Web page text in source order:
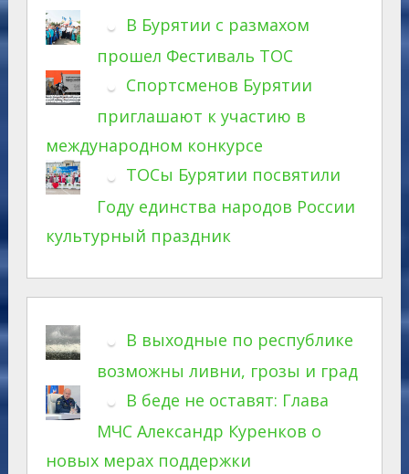
В Бурятии с размахом
прошел Фестиваль ТОС
Спортсменов Бурятии
приглашают к участию в
международном конкурсе
ТОСы Бурятии посвятили
Году единства народов России
культурный праздник
В выходные по республике
возможны ливни, грозы и град
В беде не оставят: Глава
МЧС Александр Куренков о
новых мерах поддержки